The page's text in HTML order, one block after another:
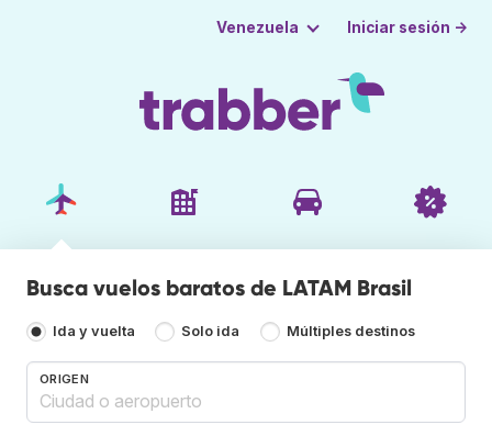
Venezuela Iniciar sesión →
Busca vuelos baratos de LATAM Brasil
Ida y vuelta Solo ida Múltiples destinos
ORIGEN